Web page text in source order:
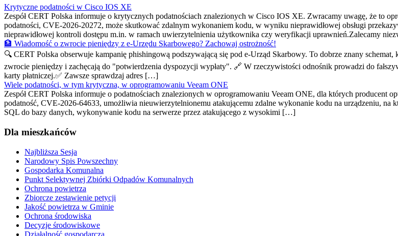
Krytyczne podatności w Cisco IOS XE
Zespół CERT Polska informuje o krytycznych podatnościach znalezionych w Cisco IOS XE. Zwracamy uwagę, że to
podatności, CVE-2026-20272, może skutkować zdalnym wykonaniem kodu, w wyniku nieprawidłowej obsługi
nieprawidłowej kontroli dostępu m.in. w ramach uwierzytelnienia użytkownika czy weryfikacji uprawnień.Zalecamy
🏦 Wiadomość o zwrocie pieniędzy z e-Urzędu Skarbowego? Zachowaj ostrożność!
🔍 CERT Polska obserwuje kampanię phishingową podszywającą się pod e-Urząd Skarbowy. To dobrze znany
zwrocie pieniędzy i zachęcają do "potwierdzenia dyspozycji wypłaty". 🔗 W rzeczywistości odnośnik prowadzi do
karty płatniczej.✅ Zawsze sprawdzaj adres […]
Wiele podatności, w tym krytyczna, w oprogramowaniu Veeam ONE
Zespół CERT Polska informuje o podatnościach znalezionych w oprogramowaniu Veeam ONE, dla których producent
podatność, CVE-2026-64633, umożliwia nieuwierzytelnionemu atakującemu zdalne wykonanie kodu na urządzeniu, na
SQL do bazy danych, wykonywanie kodu na serwerze przez atakującego z wysokimi […]
Dla mieszkańców
Najbliższa Sesja
Narodowy Spis Powszechny
Gospodarka Komunalna
Punkt Selektywnej Zbiórki Odpadów Komunalnych
Ochrona powietrza
Zbiorcze zestawienie petycji
Jakość powietrza w Gminie
Ochrona środowiska
Decyzje środowiskowe
Działalność gospodarcza